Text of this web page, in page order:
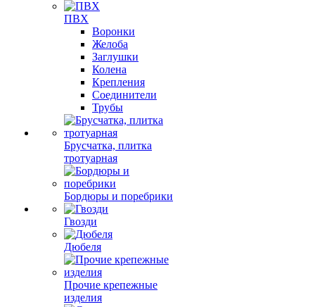
ПВХ
Воронки
Желоба
Заглушки
Колена
Крепления
Соединители
Трубы
Брусчатка, плитка
тротуарная
Бордюры и поребрики
Гвозди
Дюбеля
Прочие крепежные
изделия